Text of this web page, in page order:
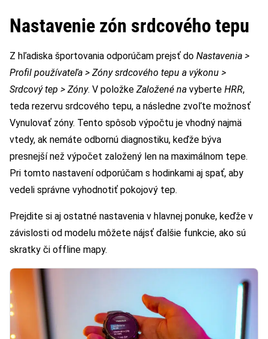
Nastavenie zón srdcového tepu
Z hľadiska športovania odporúčam prejsť do Nastavenia >
Profil používateľa > Zóny srdcového tepu a výkonu >
Srdcový tep > Zóny. V položke Založené na vyberte HRR,
teda rezervu srdcového tepu, a následne zvoľte možnosť
Vynulovať zóny. Tento spôsob výpočtu je vhodný najmä
vtedy, ak nemáte odbornú diagnostiku, keďže býva
presnejší než výpočet založený len na maximálnom tepe.
Pri tomto nastavení odporúčam s hodinkami aj spať, aby
vedeli správne vyhodnotiť pokojový tep.
Prejdite si aj ostatné nastavenia v hlavnej ponuke, keďže v
závislosti od modelu môžete nájsť ďalšie funkcie, ako sú
skratky či offline mapy.